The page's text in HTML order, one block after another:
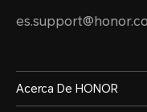
Acerca De HONOR